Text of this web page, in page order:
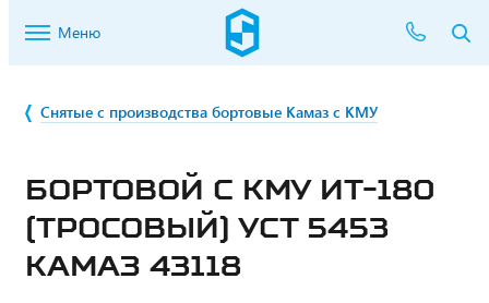
Меню
Снятые с производства бортовые Камаз с КМУ
БОРТОВОЙ С КМУ ИТ-180
(ТРОСОВЫЙ) УСТ 5453
КАМАЗ 43118